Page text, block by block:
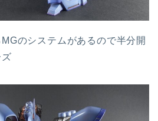
のシステムがあるので半分開